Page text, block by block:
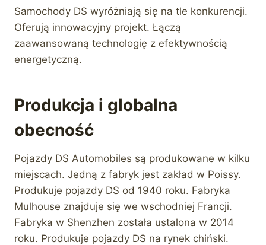
Samochody DS wyróżniają się na tle konkurencji.
Oferują innowacyjny projekt. Łączą
zaawansowaną technologię z efektywnością
energetyczną.
Produkcja i globalna
obecność
Pojazdy DS Automobiles są produkowane w kilku
miejscach. Jedną z fabryk jest zakład w Poissy.
Produkuje pojazdy DS od 1940 roku. Fabryka
Mulhouse znajduje się we wschodniej Francji.
Fabryka w Shenzhen została ustalona w 2014
roku. Produkuje pojazdy DS na rynek chiński.